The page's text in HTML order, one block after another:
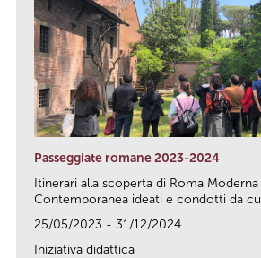
Passeggiate romane 2023-2024
Itinerari alla scoperta di Roma Moderna
Contemporanea ideati e condotti da
25/05/2023 - 31/12/2024
Iniziativa didattica